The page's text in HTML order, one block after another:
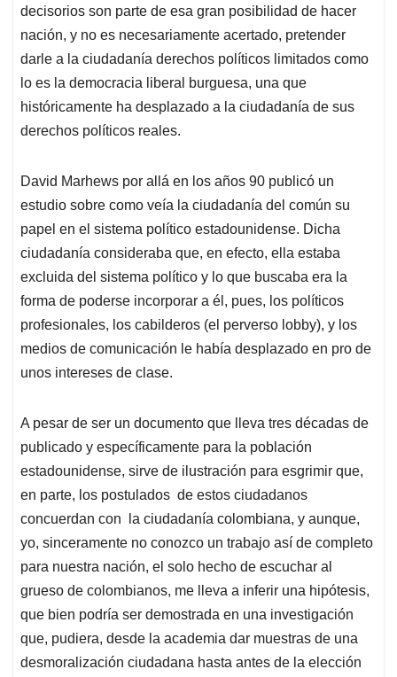
decisorios son parte de esa gran posibilidad de hacer
nación, y no es necesariamente acertado, pretender
darle a la ciudadanía derechos políticos limitados como
lo es la democracia liberal burguesa, una que
históricamente ha desplazado a la ciudadanía de sus
derechos políticos reales.
David Marhews por allá en los años 90 publicó un
estudio sobre como veía la ciudadanía del común su
papel en el sistema político estadounidense. Dicha
ciudadanía consideraba que, en efecto, ella estaba
excluida del sistema político y lo que buscaba era la
forma de poderse incorporar a él, pues, los políticos
profesionales, los cabilderos (el perverso lobby), y los
medios de comunicación le había desplazado en pro de
unos intereses de clase.
A pesar de ser un documento que lleva tres décadas de
publicado y específicamente para la población
estadounidense, sirve de ilustración para esgrimir que,
en parte, los postulados de estos ciudadanos
concuerdan con la ciudadanía colombiana, y aunque,
yo, sinceramente no conozco un trabajo así de completo
para nuestra nación, el solo hecho de escuchar al
grueso de colombianos, me lleva a inferir una hipótesis,
que bien podría ser demostrada en una investigación
que, pudiera, desde la academia dar muestras de una
desmoralización ciudadana hasta antes de la elección